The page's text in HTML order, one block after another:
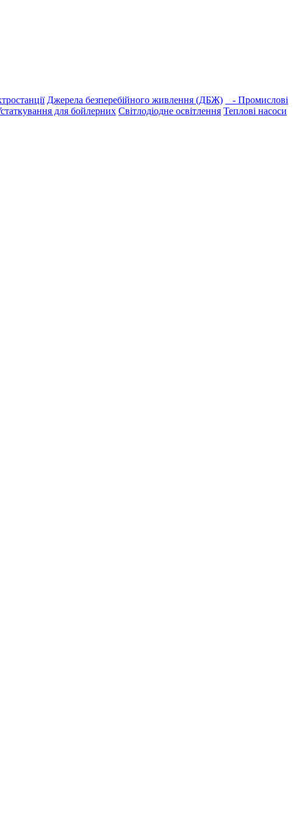
Джерела безперебійного живлення (ДБЖ)
- Промислові
для бойлерних Світлодіодне освітлення Теплові насоси